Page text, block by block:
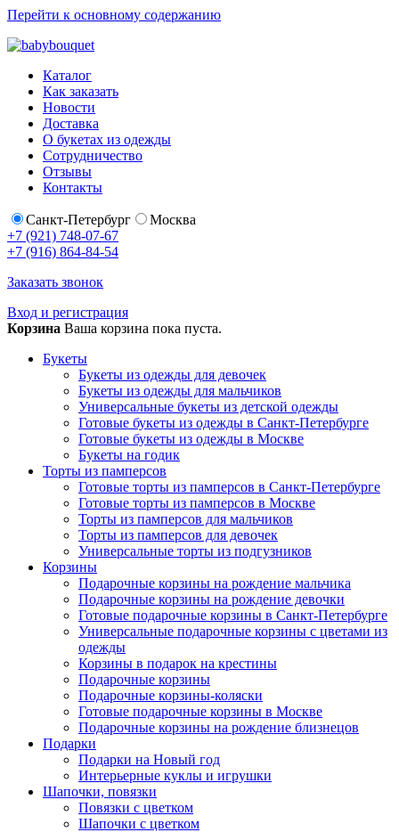
Перейти к основному содержанию
Каталог
Как заказать
Новости
Доставка
О букетах из одежды
Сотрудничество
Отзывы
Контакты
Санкт-Петербург
Москва
+7 (921) 748-07-67
+7 (916) 864-84-54
Заказать звонок
Вход и регистрация
Корзина Ваша корзина пока пуста.
Букеты
Букеты из одежды для девочек
Букеты из одежды для мальчиков
Универсальные букеты из детской одежды
Готовые букеты из одежды в Санкт-Петербурге
Готовые букеты из одежды в Москве
Букеты на годик
Торты из памперсов
Готовые торты из памперсов в Санкт-Петербурге
Готовые торты из памперсов в Москве
Торты из памперсов для мальчиков
Торты из памперсов для девочек
Универсальные торты из подгузников
Корзины
Подарочные корзины на рождение мальчика
Подарочные корзины на рождение девочки
Готовые подарочные корзины в Санкт-Петербурге
Универсальные подарочные корзины с цветами из
одежды
Корзины в подарок на крестины
Подарочные корзины
Подарочные корзины-коляски
Готовые подарочные корзины в Москве
Подарочные корзины на рождение близнецов
Подарки
Подарки на Новый год
Интерьерные куклы и игрушки
Шапочки, повязки
Повязки с цветком
Шапочки с цветком